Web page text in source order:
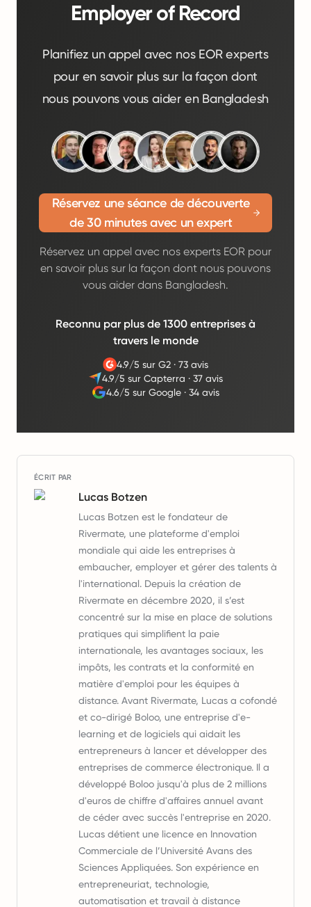
Employer of Record
Planifiez un appel avec nos EOR experts
pour en savoir plus sur la façon dont
nous pouvons vous aider en Bangladesh
Réservez une séance de découverte
de 30 minutes avec un expert
Réservez un appel avec nos experts EOR pour
en savoir plus sur la façon dont nous pouvons
vous aider dans Bangladesh.
Reconnu par plus de 1300 entreprises à
travers le monde
4.9/5 sur G2 ·73 avis
4.9/5 sur Capterra ·37 avis
4.6/5 sur Google· 34 avis
ÉCRIT PAR
Lucas Botzen
Lucas Botzen est le fondateur de
Rivermate, une plateforme d'emploi
mondiale qui aide les entreprises à
embaucher, employer et gérer des talents à
l'international. Depuis la création de
Rivermate en décembre 2020, il s’est
concentré sur la mise en place de solutions
pratiques qui simplifient la paie
internationale, les avantages sociaux, les
impôts, les contrats et la conformité en
matière d'emploi pour les équipes à
distance. Avant Rivermate, Lucas a cofondé
et co-dirigé Boloo, une entreprise d'e-
learning et de logiciels qui aidait les
entrepreneurs à lancer et développer des
entreprises de commerce électronique. Il a
développé Boloo jusqu'à plus de 2 millions
d'euros de chiffre d'affaires annuel avant
de céder avec succès l'entreprise en 2020.
Lucas détient une licence en Innovation
Commerciale de l’Université Avans des
Sciences Appliquées. Son expérience en
entrepreneuriat, technologie,
automatisation et travail à distance